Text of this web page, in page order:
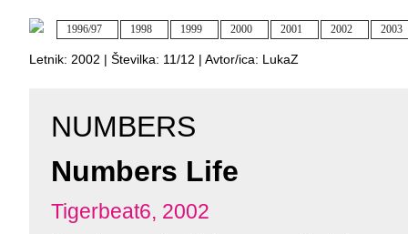
1996/97 1998 1999 2000 2001 2002 2003
Letnik: 2002 | Številka: 11/12 | Avtor/ica: LukaZ
NUMBERS
Numbers Life
Tigerbeat6, 2002